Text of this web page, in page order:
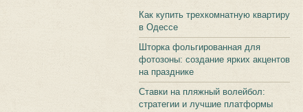
Как купить трехкомнатную квартиру
в Одессе
Шторка фольгированная для
фотозоны: создание ярких акцентов
на празднике
Ставки на пляжный волейбол:
стратегии и лучшие платформы